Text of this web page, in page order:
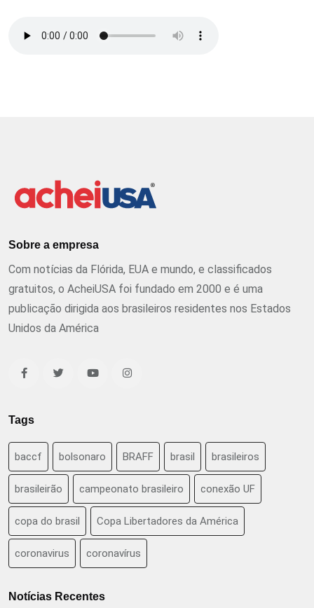
Sobre a empresa
Com notícias da Flórida, EUA e mundo, e classificados
gratuitos, o AcheiUSA foi fundado em 2000 e é uma
publicação dirigida aos brasileiros residentes nos Estados
Unidos da América
Tags
baccf bolsonaro BRAFF brasil brasileiros
brasileirão campeonato brasileiro conexão UF
copa do brasil Copa Libertadores da América
coronavirus coronavírus
Notícias Recentes